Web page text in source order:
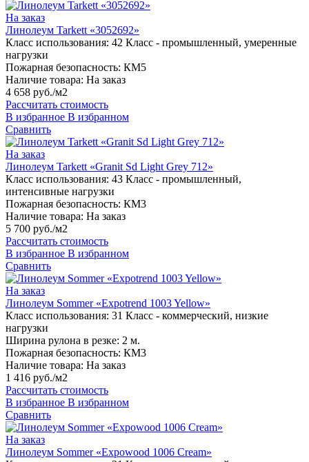
На заказ
Линолеум Tarkett «3052692»
Класс использования: 42 Класс - промышленный, умеренные
нагрузки
Пожарная безопасность: КМ5
Наличие товара: На заказ
4 658 руб./м2
Рассчитать стоимость
В избранное В избранном
Сравнить
На заказ
Линолеум Tarkett «Granit Sd Light Grey 712»
Класс использования: 43 Класс - промышленный,
интенсивные нагрузки
Пожарная безопасность: КМ3
Наличие товара: На заказ
5 700 руб./м2
Рассчитать стоимость
В избранное В избранном
Сравнить
На заказ
Линолеум Sommer «Expotrend 1003 Yellow»
Класс использования: 31 Класс - коммерческий, низкие
нагрузки
Ширина рулона в резке: 2 м.
Пожарная безопасность: КМ3
Наличие товара: На заказ
1 416 руб./м2
Рассчитать стоимость
В избранное В избранном
Сравнить
На заказ
Линолеум Sommer «Expowood 1006 Cream»